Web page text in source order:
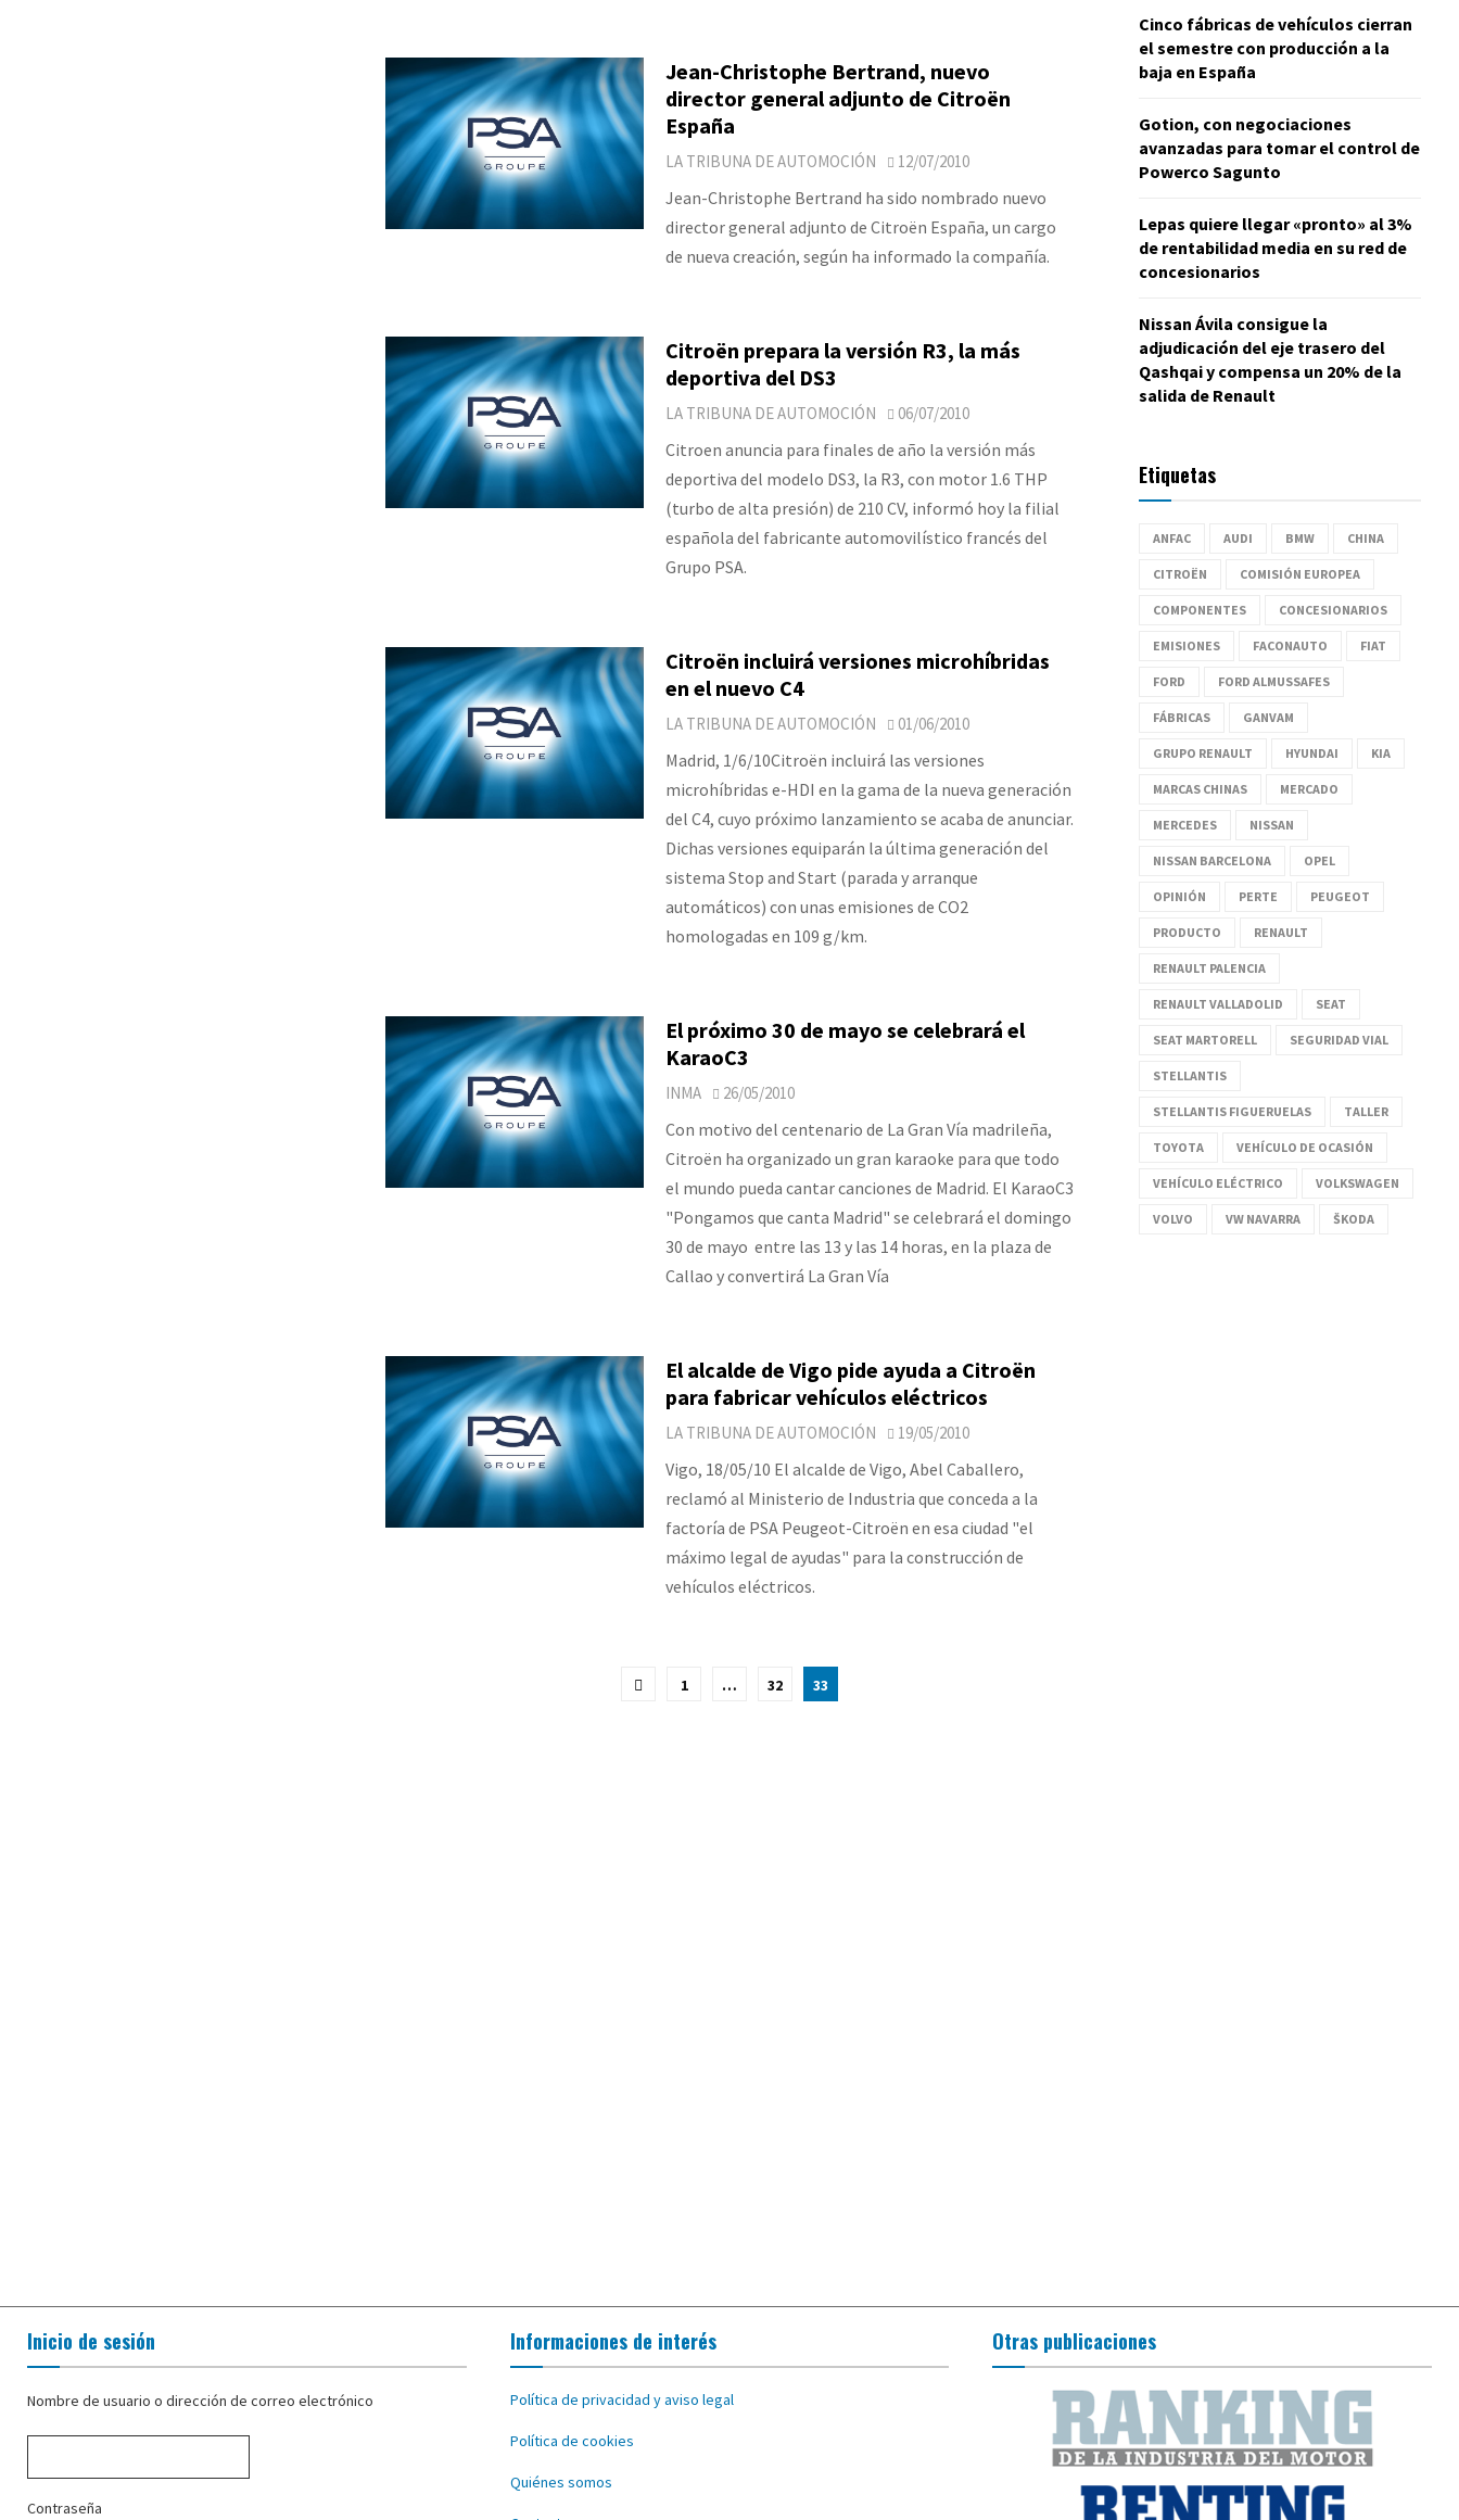
Jean-Christophe Bertrand, nuevo
director general adjunto de Citroën
España
LA TRIBUNA DE AUTOMOCIÓN 12/07/2010
Jean-Christophe Bertrand ha sido nombrado nuevo
director general adjunto de Citroën España, un cargo
de nueva creación, según ha informado la compañía.
Citroën prepara la versión R3, la más
deportiva del DS3
LA TRIBUNA DE AUTOMOCIÓN 06/07/2010
Citroen anuncia para finales de año la versión más
deportiva del modelo DS3, la R3, con motor 1.6 THP
(turbo de alta presión) de 210 CV, informó hoy la filial
española del fabricante automovilístico francés del
Grupo PSA.
Citroën incluirá versiones microhíbridas
en el nuevo C4
LA TRIBUNA DE AUTOMOCIÓN 01/06/2010
Madrid, 1/6/10Citroën incluirá las versiones
microhíbridas e-HDI en la gama de la nueva generación
del C4, cuyo próximo lanzamiento se acaba de anunciar.
Dichas versiones equiparán la última generación del
sistema Stop and Start (parada y arranque
automáticos) con unas emisiones de CO2
homologadas en 109 g/km.
El próximo 30 de mayo se celebrará el
KaraoC3
INMA 26/05/2010
Con motivo del centenario de La Gran Vía madrileña,
Citroën ha organizado un gran karaoke para que todo
el mundo pueda cantar canciones de Madrid. El KaraoC3
"Pongamos que canta Madrid" se celebrará el domingo
30 de mayo entre las 13 y las 14 horas, en la plaza de
Callao y convertirá La Gran Vía
El alcalde de Vigo pide ayuda a Citroën
para fabricar vehículos eléctricos
LA TRIBUNA DE AUTOMOCIÓN 19/05/2010
Vigo, 18/05/10 El alcalde de Vigo, Abel Caballero,
reclamó al Ministerio de Industria que conceda a la
factoría de PSA Peugeot-Citroën en esa ciudad "el
máximo legal de ayudas" para la construcción de
vehículos eléctricos.
1 … 32 33
Cinco fábricas de vehículos cierran
el semestre con producción a la
baja en España
Gotion, con negociaciones
avanzadas para tomar el control de
Powerco Sagunto
Lepas quiere llegar «pronto» al 3%
de rentabilidad media en su red de
concesionarios
Nissan Ávila consigue la
adjudicación del eje trasero del
Qashqai y compensa un 20% de la
salida de Renault
Etiquetas
ANFAC AUDI BMW CHINA
CITROËN COMISIÓN EUROPEA
COMPONENTES CONCESIONARIOS
EMISIONES FACONAUTO FIAT
FORD FORD ALMUSSAFES
FÁBRICAS GANVAM
GRUPO RENAULT HYUNDAI KIA
MARCAS CHINAS MERCADO
MERCEDES NISSAN
NISSAN BARCELONA OPEL
OPINIÓN PERTE PEUGEOT
PRODUCTO RENAULT
RENAULT PALENCIA
RENAULT VALLADOLID SEAT
SEAT MARTORELL SEGURIDAD VIAL
STELLANTIS
STELLANTIS FIGUERUELAS TALLER
TOYOTA VEHÍCULO DE OCASIÓN
VEHÍCULO ELÉCTRICO VOLKSWAGEN
VOLVO VW NAVARRA ŠKODA
Inicio de sesión
Nombre de usuario o dirección de correo electrónico
Contraseña
Informaciones de interés
Política de privacidad y aviso legal
Política de cookies
Quiénes somos
Otras publicaciones